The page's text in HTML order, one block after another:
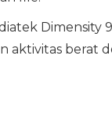
Dimensity
aktivitas berat